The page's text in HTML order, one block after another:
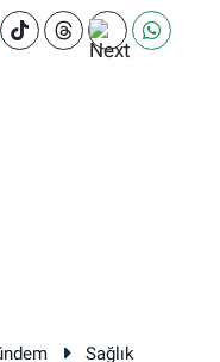
YOLU) NO:64 A(ÖZEL
Sağlık